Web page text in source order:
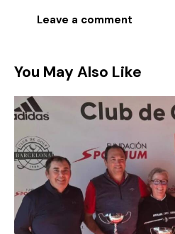
You May Also Like